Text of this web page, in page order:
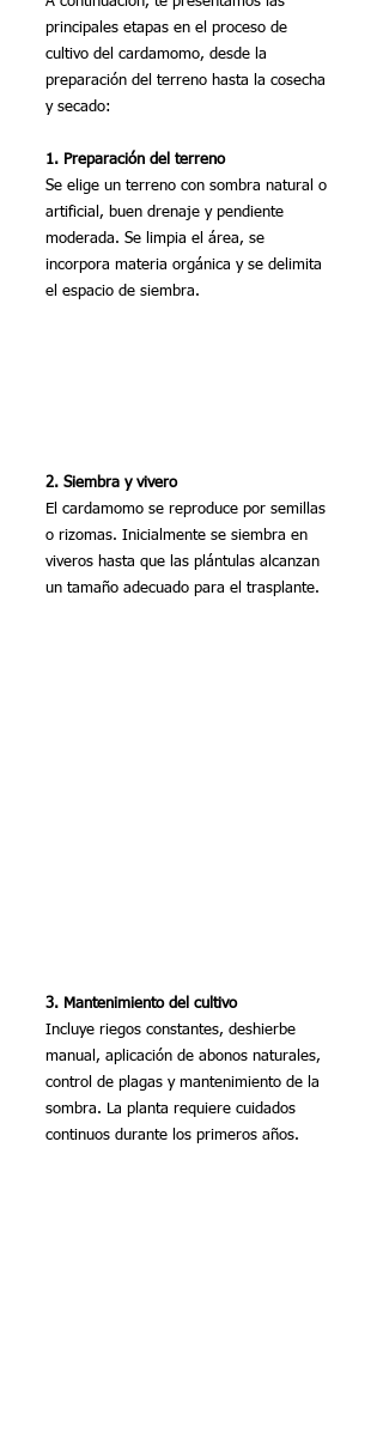
principales etapas en el proceso de
cultivo del cardamomo, desde la
preparación del terreno hasta la cosecha
y secado:
1. Preparación del terreno
Se elige un terreno con sombra natural o
artificial, buen drenaje y pendiente
moderada. Se limpia el área, se
incorpora materia orgánica y se delimita
el espacio de siembra.
2. Siembra y vivero
El cardamomo se reproduce por semillas
o rizomas. Inicialmente se siembra en
viveros hasta que las plántulas alcanzan
un tamaño adecuado para el trasplante.
3. Mantenimiento del cultivo
Incluye riegos constantes, deshierbe
manual, aplicación de abonos naturales,
control de plagas y mantenimiento de la
sombra. La planta requiere cuidados
continuos durante los primeros años.